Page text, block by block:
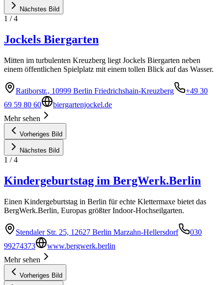
Nächstes Bild
1 /4
Jockels Biergarten
Mitten im turbulenten Kreuzberg liegt Jockels Biergarten neben
einem öffentlichen Spielplatz mit einem tollen Blick auf das Wasser.
Ratiborstr., 10999 Berlin Friedrichshain-Kreuzberg
+49 30
69 59 80 60
biergartenjockel.de
Mehr sehen
Vorheriges Bild
Nächstes Bild
1 /4
Kindergeburtstag im BergWerk.Berlin
Einen Kindergeburtstag in Berlin für echte Klettermaxe bietet das
BergWerk.Berlin, Europas größter Indoor-Hochseilgarten.
Stendaler Str. 25, 12627 Berlin Marzahn-Hellersdorf
030
99274373
www.bergwerk.berlin
Mehr sehen
Vorheriges Bild